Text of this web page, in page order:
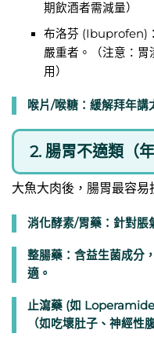
期飲酒者需減量）
布洛芬 (Ibuprofen)
嚴重者。（注意：
用）
喉片/喉糖：緩解拜年講
2. 腸胃不適類（年
大魚大肉後，腸胃最容易
消化酵素/胃藥：針對脹
整腸藥：含益生菌成分
適。
止瀉藥 (如
（如吃壞肚子、神經性